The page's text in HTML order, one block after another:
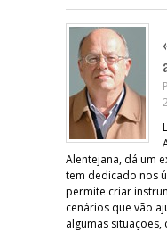
Alentejana, dá um
tem dedicado nos
permite criar
cenários que vão
algumas